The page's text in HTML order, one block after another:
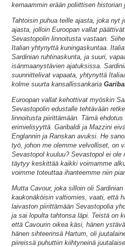
kernaammin erään poliittisen historian
Tahtoisin puhua teille ajasta, joka nyt
ajasta, jolloin Euroopan vallat
Sevastopolin linnoitusta vastaan.
Italian yhtynyttä kuningaskuntaa.
Sardinian ruhtinaskunta, ja suuri,
isänmaanystävien ajatuksissa.
suunnittelivat vapaata, yhtynyttä
kolme suurta kansallissankaria
Euroopan vallat kehottivat myöskin
Sevastopolin edustalle tehtävään
linnoitusta piirittämään. Tämä
erimielisyyttä. Garibaldi ja Mazzini
Englannin ja Ranskan avuksi. He
työ, johon me olemme velvolliset, on
Sevastopol kuuluu? Sevastopol ei ole
täytyy keskittää kaikki voimamme
voimme toteuttaa ihanteemme niin
Mutta Cavour, joka silloin oli
kaukonäköisin valtiomies, vaati, että
laivaston piirittämään Sevastopolia
ja sai lopulta tahtonsa läpi. Teistä on
että Cavourin oikea käsi, hänen
hänen sihteerinsä Hartum, oli
piireissä puhuttiin kiihtyneinä